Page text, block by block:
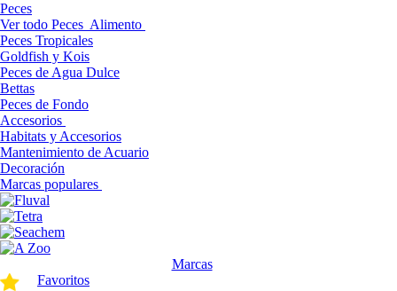
Peces
Ver todo Peces Alimento
Peces Tropicales
Goldfish y Kois
Peces de Agua Dulce
Bettas
Peces de Fondo
Accesorios
Habitats y Accesorios
Mantenimiento de Acuario
Decoración
Marcas populares
Marcas
Favoritos